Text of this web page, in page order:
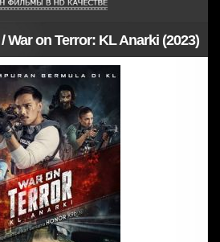
War on Terror: KL Anarki (2023)